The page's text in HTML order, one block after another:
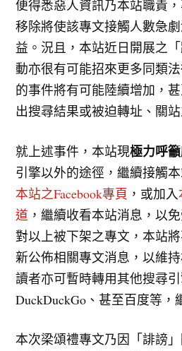
便得悉惡人資訊乃本站職責
移除將使該專文接觸人數急
益。況且，本站近日開展之
動亦很有可能招來更多同類
的事件將有可能陸續增加，
出搜尋結果或被迫轉址、關站
就上述事件，本站現極力呼籲
引擎以外的途徑，繼續接觸
本站之Facebook專頁 ，或加入
道 ，繼續收看本站消息，以
對以上被下架之專文，本站
新公佈相關專文消息，以維
讀者亦可暫時轉用其他搜尋引
DuckDuckGo、甚至百度等，
本次梁頌禮專文乃因「誹謗